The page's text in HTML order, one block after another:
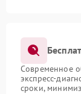
Современное
экспресс-
сроки,